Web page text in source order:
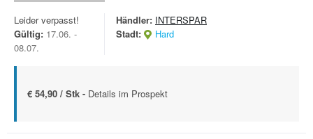
Leider verpasst!
Gültig: 17.06. -
08.07.
Händler: INTERSPAR
Stadt:
Hard
€ 54,90 / Stk - Details im Prospekt